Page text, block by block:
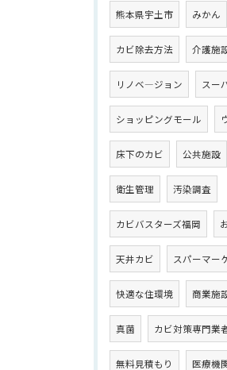
熊本県宇土市 みかん
カビ除去方法 介護施
リノベ―ジョン スー
ショッピングモール
床下のカビ 公共施設
衛生管理 汚染調査
カビバスターズ福岡
天井カビ スパーマー
快適な住環境 商業施
真菌 カビ対策専門業
無料見積もり 医療機